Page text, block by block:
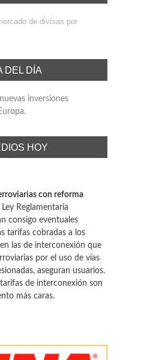
de divisas por
DEL DÍA
inversiones
HOY
con reforma
Reglamentaria
consigo eventuales
tarifas cobradas a los
las de interconexión que
por el uso de vías
aseguran usuarios.
de interconexión son
más caras.
de Estadística y